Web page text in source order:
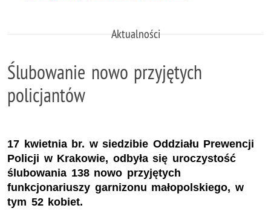
Aktualności
Ślubowanie nowo przyjętych
policjantów
17 kwietnia br. w siedzibie Oddziału Prewencji
Policji w Krakowie, odbyła się uroczystość
ślubowania 138 nowo przyjętych
funkcjonariuszy garnizonu małopolskiego, w
tym 52 kobiet.